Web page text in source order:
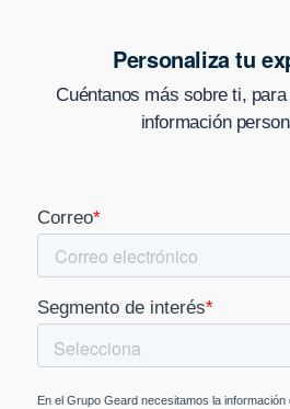
Personaliza tu
Cuéntanos más sobre ti,
información